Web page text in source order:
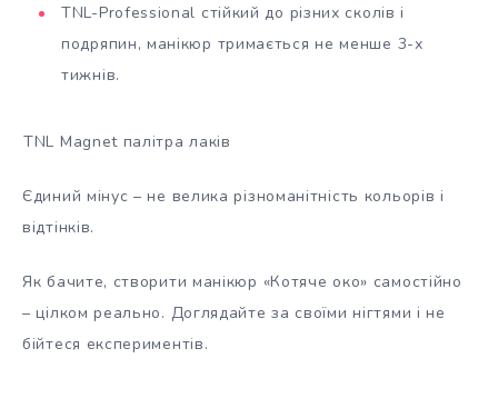
TNL-Professional стійкий до різних сколів і
подряпин, манікюр тримається не менше 3-х
тижнів.
TNL Magnet палітра лаків
Єдиний мінус – не велика різноманітність кольорів і
відтінків.
Як бачите, створити манікюр «Котяче око» самостійно
– цілком реально. Доглядайте за своїми нігтями і не
бійтеся експериментів.